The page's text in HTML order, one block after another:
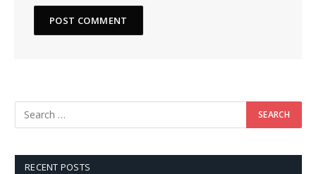
RECENT POSTS